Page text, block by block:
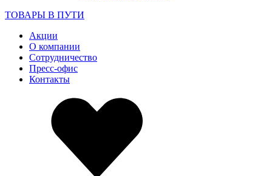
ТОВАРЫ В ПУТИ
Акции
О компании
Сотрудничество
Пресс-офис
Контакты